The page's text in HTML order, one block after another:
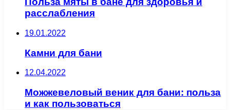
расслабления
19.01.2022
Камни для бани
12.04.2022
Можжевеловый веник для бани: польза
и как пользоваться